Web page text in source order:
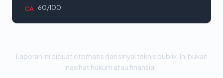
CA 60/100
Laporan ini dibuat otomatis dari sinyal teknis publik. Ini bukan
nasihat hukum atau finansial.